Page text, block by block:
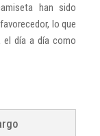
han sido
lo que
el día a día como